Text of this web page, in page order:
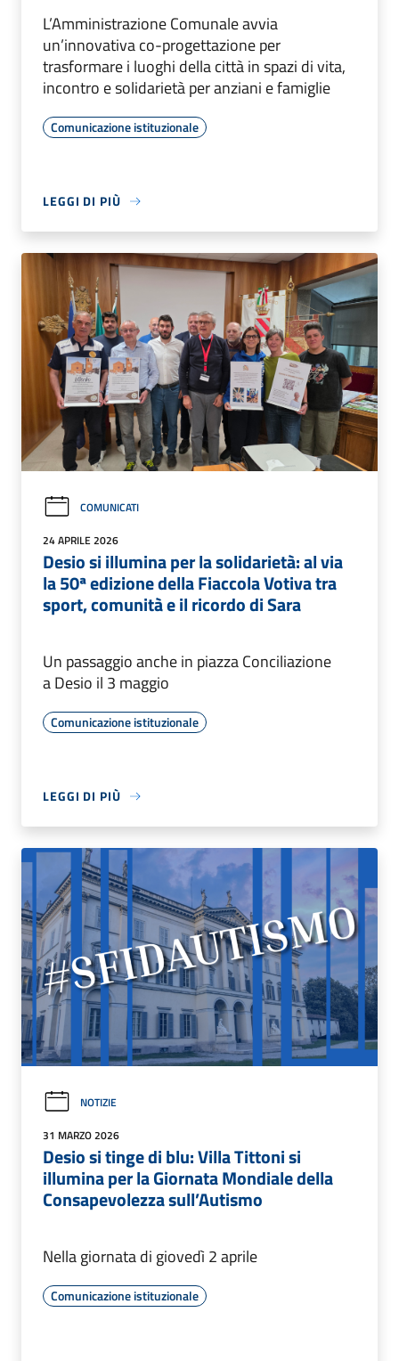
L’Amministrazione Comunale avvia
un’innovativa co-progettazione per
trasformare i luoghi della città in spazi di vita,
incontro e solidarietà per anziani e famiglie
Comunicazione istituzionale
LEGGI DI PIÙ
COMUNICATI
24 APRILE 2026
Desio si illumina per la solidarietà: al via
la 50ª edizione della Fiaccola Votiva tra
sport, comunità e il ricordo di Sara
Un passaggio anche in piazza Conciliazione
a Desio il 3 maggio
Comunicazione istituzionale
LEGGI DI PIÙ
NOTIZIE
31 MARZO 2026
Desio si tinge di blu: Villa Tittoni si
illumina per la Giornata Mondiale della
Consapevolezza sull’Autismo
Nella giornata di giovedì 2 aprile
Comunicazione istituzionale